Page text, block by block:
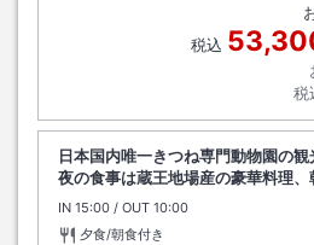
税込
税
日本国内唯一きつね専門動物園の観
夜の食事は蔵王地場産の豪華料理、
IN チェックイン
15:00 / OUT チェックアウト
10:00
夕食/朝食付き